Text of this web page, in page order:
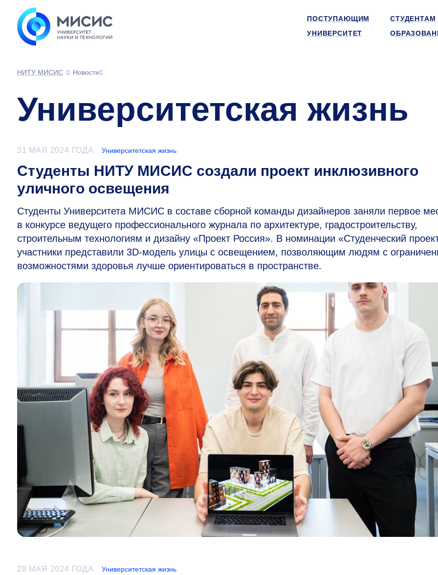
ПОСТУПАЮЩИМ
СТУДЕНТАМ
УНИВЕРСИТЕТ
НИТУ МИСИС Новости
Университетская жизнь
31 МАЯ 2024 ГОДА Университетская жизнь
Студенты НИТУ МИСИС создали проект инклюзивного
уличного освещения
Студенты Университета МИСИС в составе сборной команды дизайнеров заняли первое
в конкурсе ведущего профессионального журнала по архитектуре, градостроительству,
строительным технологиям и дизайну «Проект Россия». В номинации «Студенческий
участники представили 3D-модель улицы с освещением, позволяющим людям с
возможностями здоровья лучше ориентироваться в пространстве.
28 МАЯ 2024 ГОДА Университетская жизнь